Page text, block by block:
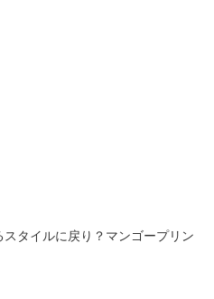
タイルに戻り？マンゴープリン